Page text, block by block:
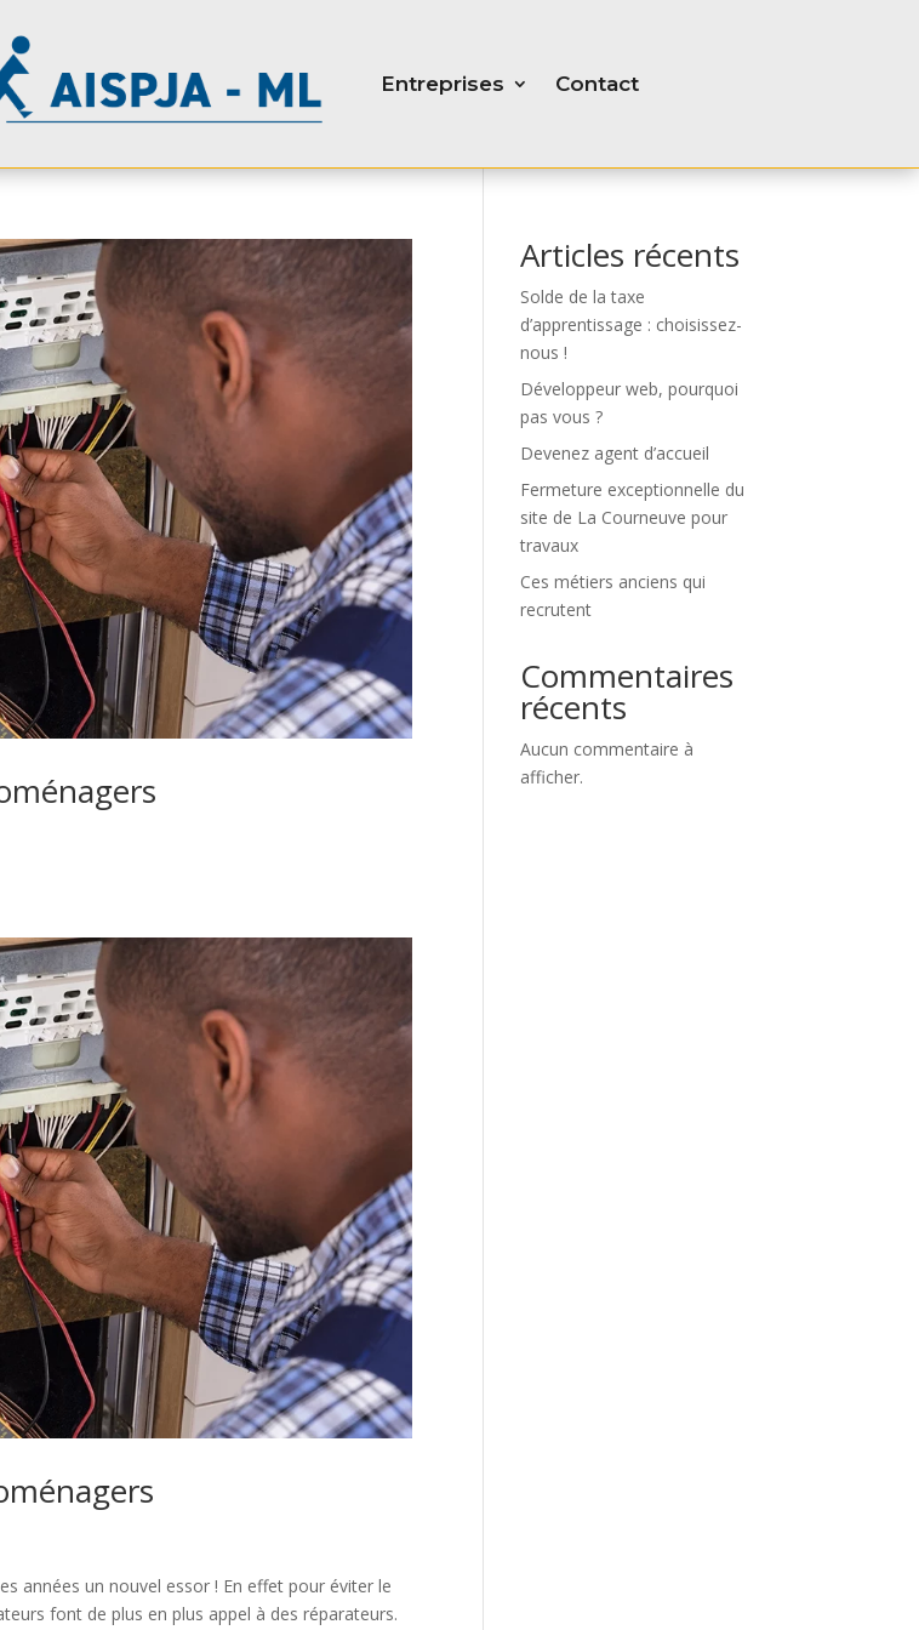
Entreprises Contact
années un nouvel essor ! En effet pour éviter le
font de plus en plus appel à des réparateurs.
Articles récents
Solde de la taxe
d’apprentissage : choisissez-
nous !
Développeur web, pourquoi
pas vous ?
Devenez agent d’accueil
Fermeture exceptionnelle du
site de La Courneuve pour
travaux
Ces métiers anciens qui
recrutent
Commentaires
récents
Aucun commentaire à
afficher.